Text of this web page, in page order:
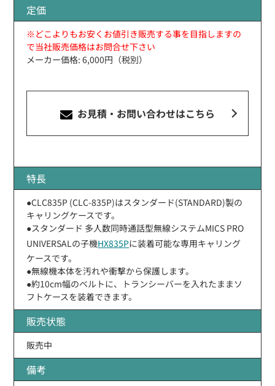
定価
※どこよりもお安くお値引き販売する事を目指しますの
で当社販売価格はお問合せ下さい
メーカー価格: 6,000円（税別）
お見積・お問い合わせはこちら
特長
●CLC835P (CLC-835P)はスタンダード(STANDARD)製の
キャリングケースです。
●スタンダード 多人数同時通話型無線システムMICS PRO
UNIVERSALの子機HX835Pに装着可能な専用キャリング
ケースです。
●無線機本体を汚れや衝撃から保護します。
●約10cm幅のベルトに、トランシーバーを入れたままソ
フトケースを装着できます。
販売状態
販売中
備考